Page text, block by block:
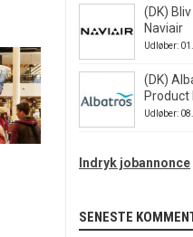
(DK)
Naviair
Udløber:
(DK)
Product
Udløber:
Indryk jobannonce
SENESTE